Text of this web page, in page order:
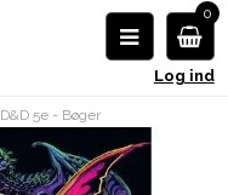
0
Log ind
D&D 5e - Bøger